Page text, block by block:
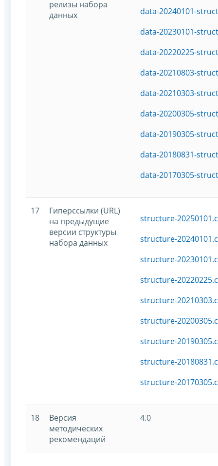
релизы набора
данных
data-20240101-
data-20230101-
data-20220225-
data-20210803-
data-20210303-
data-20200305-
data-20190305-
data-20180831-
data-20170305-
17
Гиперссылки (URL)
на предыдущие
версии структуры
набора данных
structure-
structure-
structure-
structure-
structure-
structure-
structure-
structure-
structure-
18
Версия
методических
рекомендаций
4.0